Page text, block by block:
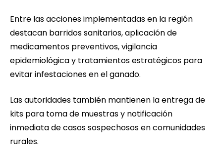
Entre las acciones implementadas en la región
destacan barridos sanitarios, aplicación de
medicamentos preventivos, vigilancia
epidemiológica y tratamientos estratégicos para
evitar infestaciones en el ganado.
Las autoridades también mantienen la entrega de
kits para toma de muestras y notificación
inmediata de casos sospechosos en comunidades
rurales.